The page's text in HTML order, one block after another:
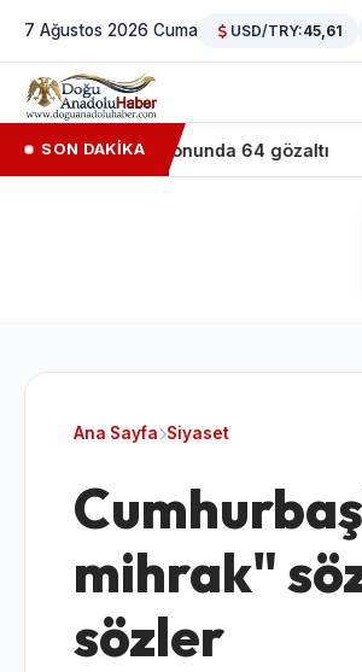
7 Ağustos 2026 Cuma USD/TRY:45,61
SON DAKİKA
operasyonunda 64 gözaltı
Ana Sayfa Siyaset
mihrak"
sözler